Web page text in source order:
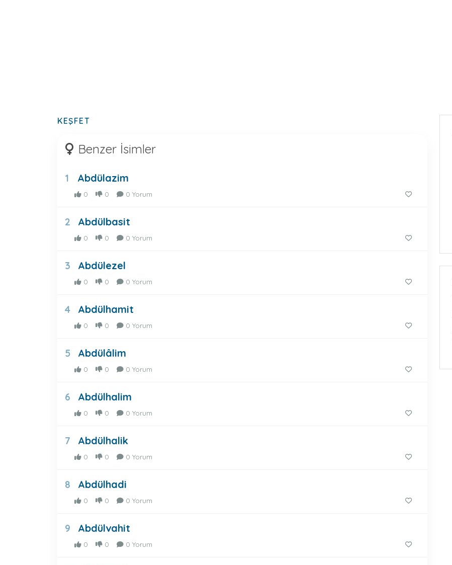
KEŞFET
Benzer İsimler
1 Abdülazim
0 0 0 Yorum
2 Abdülbasit
0 0 0 Yorum
3 Abdülezel
0 0 0 Yorum
4 Abdülhamit
0 0 0 Yorum
5 Abdülâlim
0 0 0 Yorum
6 Abdülhalim
0 0 0 Yorum
7 Abdülhalik
0 0 0 Yorum
8 Abdülhadi
0 0 0 Yorum
9 Abdülvahit
0 0 0 Yorum